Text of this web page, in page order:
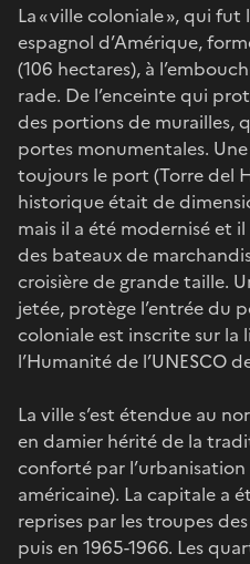
La « ville coloniale », qui
espagnol d’Amérique,
(106 hectares), à
rade. De l’enceinte qui
des portions de murailles,
portes monumentales.
toujours le port (Torre del
historique était de
mais il a été modernisé et
des bateaux de
croisière de grande taille.
jetée, protège l’entrée du
coloniale est inscrite sur la
l’Humanité de l’UNESCO
La ville s’est étendue au
en damier hérité de la
conforté par
américaine). La capitale a
reprises par les troupes
puis en 1965-1966. Les